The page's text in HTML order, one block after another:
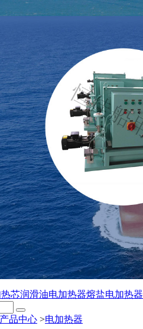
芯润滑油电加热器熔盐电加热器
产品中心 >电加热器